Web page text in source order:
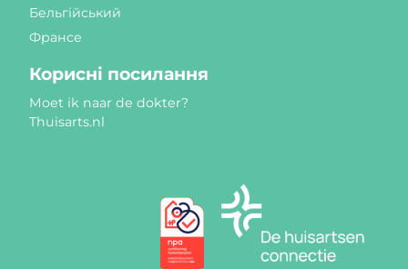
Бельгійський
Франсе
Корисні посилання
Moet ik naar de dokter?
Thuisarts.nl